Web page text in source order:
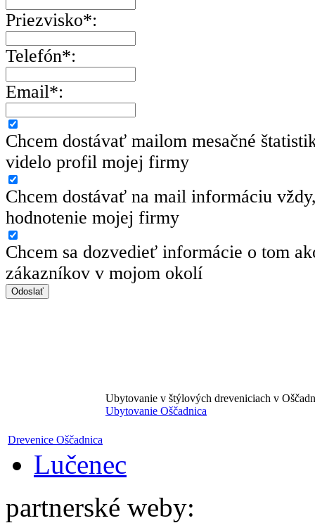
Priezvisko*:
Telefón*:
Email*:
Chcem dostávať mailom mesačné
videlo profil mojej firmy
Chcem dostávať na mail informáciu
hodnotenie mojej firmy
Chcem sa dozvedieť informácie o tom
zákazníkov v mojom okolí
Drevenice Oščadnica
Ubytovanie v štýlových dreveniciach v
Ubytovanie Oščadnica
Lučenec
partnerské weby: